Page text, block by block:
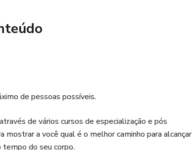
de pessoas possíveis.
de vários cursos de especialização e pós
a você qual é o melhor caminho para alcançar
do seu corpo.